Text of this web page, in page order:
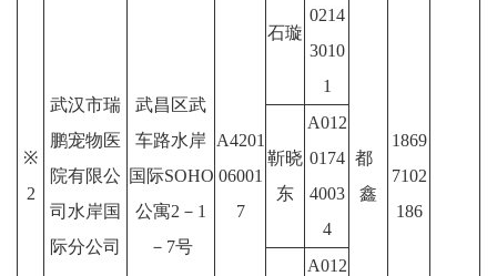
※
2
武汉市瑞
鹏宠物医
院有限公
司水岸国
际分公司
武昌区武
车路水岸
国际SOHO
公寓2－1
－7号
A4201
06001
7
石璇
0214
3010
1
都
鑫
1869
7102
186
靳晓
东
A012
0174
4003
4
A012